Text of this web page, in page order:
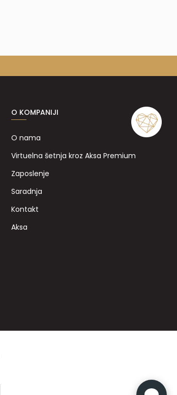
O KOMPANIJI
O nama
Virtuelna šetnja kroz Aksa Premium
Zaposlenje
Saradnja
Kontakt
Aksa